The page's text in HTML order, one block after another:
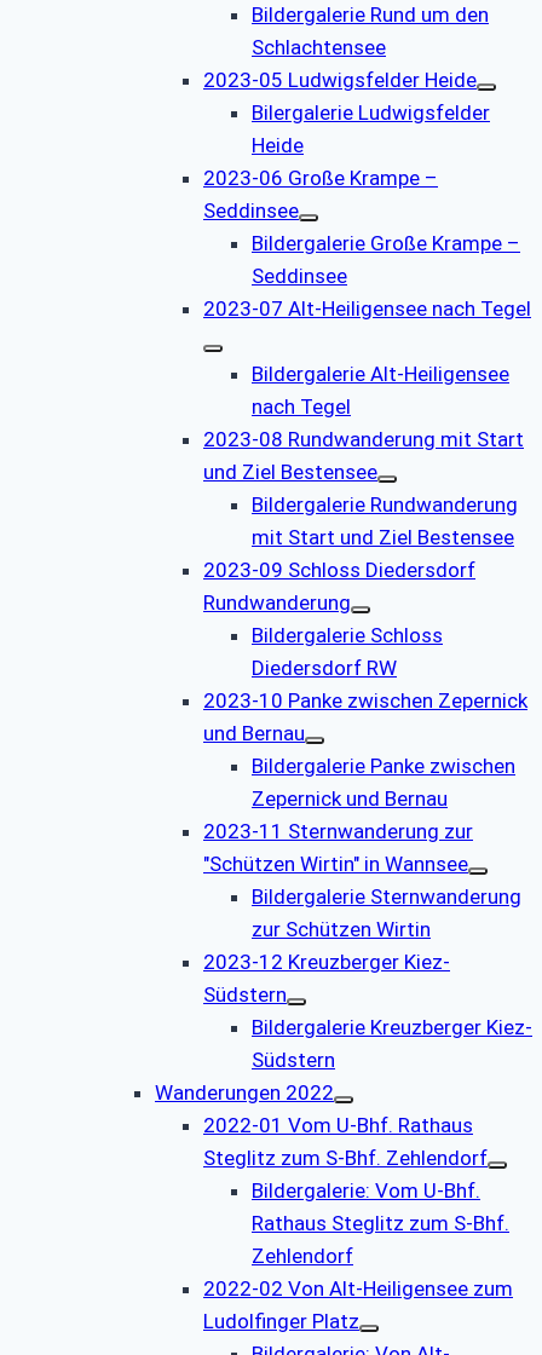
Bildergalerie Rund um den
Schlachtensee
2023-05 Ludwigsfelder Heide
Bilergalerie Ludwigsfelder
Heide
2023-06 Große Krampe –
Seddinsee
Bildergalerie Große Krampe –
Seddinsee
2023-07 Alt-Heiligensee nach Tegel
Bildergalerie Alt-Heiligensee
nach Tegel
2023-08 Rundwanderung mit Start
und Ziel Bestensee
Bildergalerie Rundwanderung
mit Start und Ziel Bestensee
2023-09 Schloss Diedersdorf
Rundwanderung
Bildergalerie Schloss
Diedersdorf RW
2023-10 Panke zwischen Zepernick
und Bernau
Bildergalerie Panke zwischen
Zepernick und Bernau
2023-11 Sternwanderung zur
"Schützen Wirtin" in Wannsee
Bildergalerie Sternwanderung
zur Schützen Wirtin
2023-12 Kreuzberger Kiez-
Südstern
Bildergalerie Kreuzberger Kiez-
Südstern
Wanderungen 2022
2022-01 Vom U-Bhf. Rathaus
Steglitz zum S-Bhf. Zehlendorf
Bildergalerie: Vom U-Bhf.
Rathaus Steglitz zum S-Bhf.
Zehlendorf
2022-02 Von Alt-Heiligensee zum
Ludolfinger Platz